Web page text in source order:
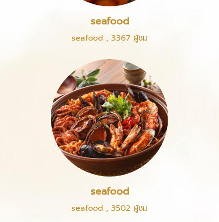
seafood
seafood , 3367 ผู้ชม
seafood
seafood , 3502 ผู้ชม